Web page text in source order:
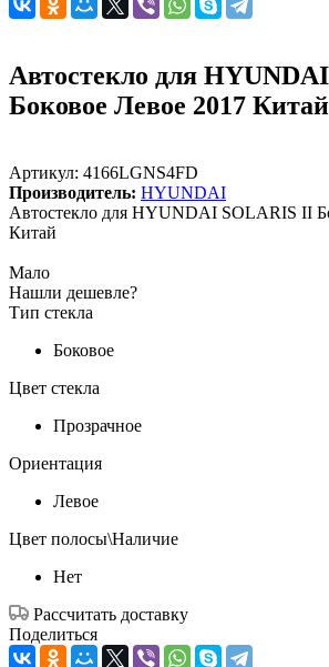
Автостекло для
Боковое Левое 2017 Китай
Артикул: 4166LGNS4FD
Производитель: HYUNDAI
Автостекло для HYUNDAI SOLARIS II
Китай
Мало
Нашли дешевле?
Тип стекла
Боковое
Цвет стекла
Прозрачное
Ориентация
Левое
Цвет полосы\Наличие
Нет
Рассчитать доставку
Поделиться